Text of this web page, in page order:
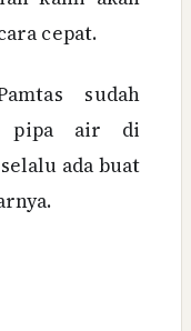
cepat.
sudah
pipa air di
ada buat